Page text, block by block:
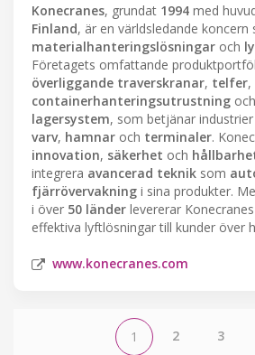
Konecranes, grundat 1994 med
Finland, är en världsledande koncern
materialhanteringslösningar och
Företagets omfattande
överliggande traverskranar, telfer,
containerhanteringsutrustning och
lagersystem, som betjänar
varv, hamnar och terminaler.
innovation, säkerhet och
integrera avancerad teknik som
fjärrövervakning i sina produkter.
i över 50 länder levererar
effektiva lyftlösningar till kunder över
www.konecranes.com
1 2 3